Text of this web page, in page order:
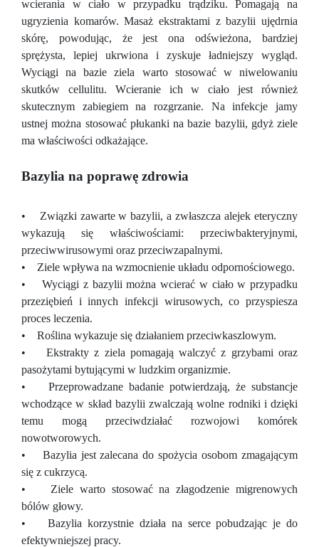
wcierania w ciało w przypadku trądziku. Pomagają na
ugryzienia komarów. Masaż ekstraktami z bazylii ujędrnia
skórę, powodując, że jest ona odświeżona, bardziej
sprężysta, lepiej ukrwiona i zyskuje ładniejszy wygląd.
Wyciągi na bazie ziela warto stosować w niwelowaniu
skutków cellulitu. Wcieranie ich w ciało jest również
skutecznym zabiegiem na rozgrzanie. Na infekcje jamy
ustnej można stosować płukanki na bazie bazylii, gdyż ziele
ma właściwości odkażające.
Bazylia na poprawę zdrowia
• Związki zawarte w bazylii, a zwłaszcza alejek eteryczny
wykazują się właściwościami: przeciwbakteryjnymi,
przeciwwirusowymi oraz przeciwzapalnymi.
• Ziele wpływa na wzmocnienie układu odpornościowego.
• Wyciągi z bazylii można wcierać w ciało w przypadku
przeziębień i innych infekcji wirusowych, co przyspiesza
proces leczenia.
• Roślina wykazuje się działaniem przeciwkaszlowym.
• Ekstrakty z ziela pomagają walczyć z grzybami oraz
pasożytami bytującymi w ludzkim organizmie.
• Przeprowadzane badanie potwierdzają, że substancje
wchodzące w skład bazylii zwalczają wolne rodniki i dzięki
temu mogą przeciwdziałać rozwojowi komórek
nowotworowych.
• Bazylia jest zalecana do spożycia osobom zmagającym
się z cukrzycą.
• Ziele warto stosować na złagodzenie migrenowych
bólów głowy.
• Bazylia korzystnie działa na serce pobudzając je do
efektywniejszej pracy.